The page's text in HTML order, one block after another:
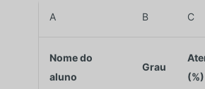
A B C
Nome do
aluno
Grau
(%)